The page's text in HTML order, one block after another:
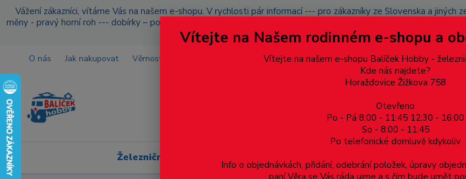
Vážení zákazníci, vítáme Vás na našem e-shopu. V rychlosti pár informací --- pro zákazníky ze Slovenska a
měny - pravý horní roh --- dobírky – pokud si z nějakého důvodu zásilku nevyzvednete, bude po domluvě
přidán na blacklist a rušeny následující
O nás Jak nakupovat Věrnostní program Doprava a platba Více
Železniční modelářství Dárkové poukazy, upomínkové předměty
Vítejte na Našem rodinném e-shopu a
Vítejte na našem e-shopu Balíček Hobby -
Kde nás najdete?
Horažďovice Žižkova 758
Otevřeno
Po - Pá 8:00 - 11:45 12:30 - 16:00
So - 8:00 - 11:45
Po telefonické domluvě kdykoliv
Info o objednávkách, přidání, odebrání položek, úpravy
paní Věra se Vás ráda ujme a s čím bude umět